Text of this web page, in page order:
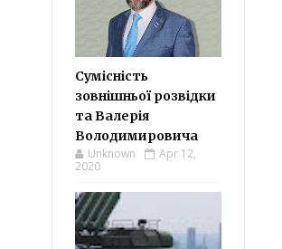
Сумісність
зовнішньої розвідки
та Валерія
Володимировича
Unknown
Apr 12,
2020